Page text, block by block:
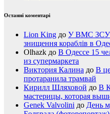
Останні коментарі
Lion King до У ВМС ЗСУ
знищення кораблів в
Olhazk до В Одессе 15
из супермаркета
Виктория Калина до В
протаранила трамвай
Кирилл Шляховой до В
мастерицы, которая
Genek Valvolini до День